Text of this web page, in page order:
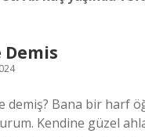
Demis
demiş? Bana bir harf
Kendine güzel